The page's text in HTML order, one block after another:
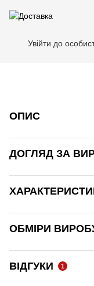
Увійти до
ОПИС
ДОГЛЯД ЗА
ОБМІРИ
ВІДГУКИ 1